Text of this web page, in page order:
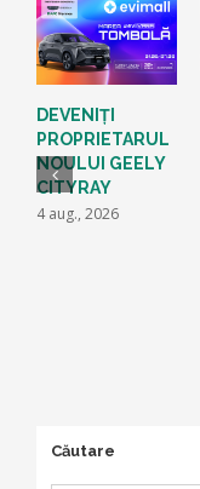
DEVENIȚI
PROPRIETARUL
NOULUI GEELY
CITYRAY
4 aug., 2026
Căutare